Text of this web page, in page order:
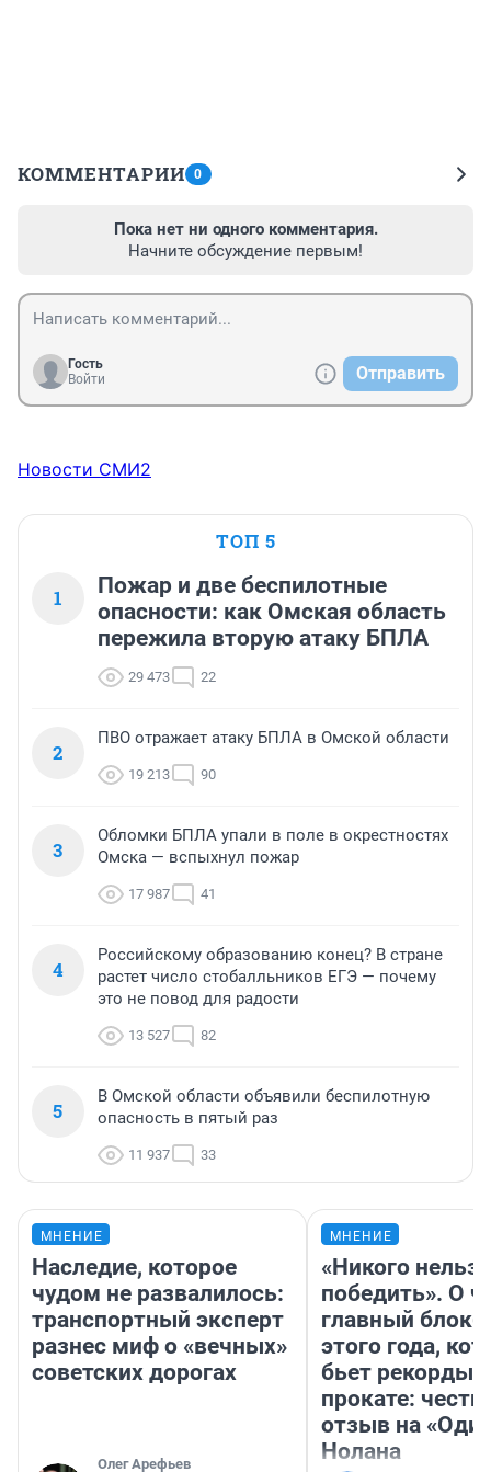
КОММЕНТАРИИ 0
Пока нет ни одного комментария.
Начните обсуждение первым!
Гость
Войти
Отправить
Новости СМИ2
ТОП 5
1
Пожар и две беспилотные
опасности: как Омская область
пережила вторую атаку БПЛА
29 473 22
2
ПВО отражает атаку БПЛА в Омской области
19 213 90
3
Обломки БПЛА упали в поле в окрестностях
Омска — вспыхнул пожар
17 987 41
4
Российскому образованию конец? В стране
растет число стобалльников ЕГЭ — почему
это не повод для радости
13 527 82
5
В Омской области объявили беспилотную
опасность в пятый раз
11 937 33
МНЕНИЕ
Наследие, которое
чудом не развалилось:
транспортный эксперт
разнес миф о «вечных»
советских дорогах
Олег Арефьев
МНЕНИЕ
«Никого нельзя
победить». О
главный
этого года,
бьет рекорды в
прокате:
отзыв на
Нолана